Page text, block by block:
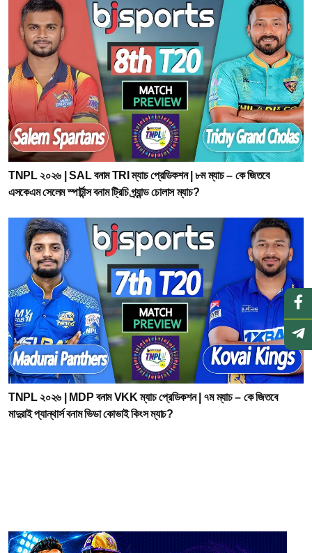
TNPL ২০২৬ | SAL বনাম TRI ম্যাচ প্রেডিকশন | ৮ম ম্যাচ – কে জিতবে
এসকেএম সেলেম স্পার্টান্স বনাম ট্রিচি গ্র্যান্ড চোলাস ম্যাচ?
TNPL ২০২৬ | MDP বনাম VKK ম্যাচ প্রেডিকশন | ৭ম ম্যাচ – কে জিতবে
মাদুরাই প্যান্থার্স বনাম ভিডা কোভাই কিংস ম্যাচ?